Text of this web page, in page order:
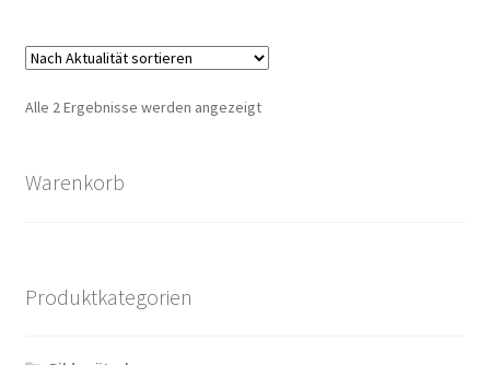
Widerrufsbelehrung
Zahlungsarten
Alle 2 Ergebnisse werden angezeigtNach
Warenkorb
Produktkategorien